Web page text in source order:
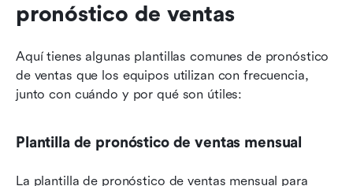
pronóstico de ventas
Aquí tienes algunas plantillas comunes de pronóstico
de ventas que los equipos utilizan con frecuencia,
junto con cuándo y por qué son útiles:
Plantilla de pronóstico de ventas mensual
La plantilla de pronóstico de ventas mensual para